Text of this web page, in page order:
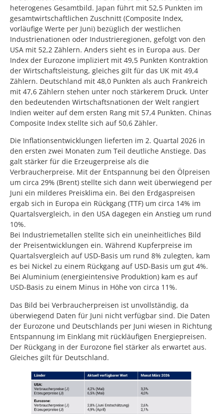
heterogenes Gesamtbild. Japan führt mit 52,5 Punkten im
gesamtwirtschaftlichen Zuschnitt (Composite Index,
vorläufige Werte per Juni) bezüglich der westlichen
Industrienationen oder Industrieregionen, gefolgt von den
USA mit 52,2 Zählern. Anders sieht es in Europa aus. Der
Index der Eurozone impliziert mit 49,5 Punkten Kontraktion
der Wirtschaftsleistung, gleiches gilt für das UK mit 49,4
Zählern. Deutschland mit 48,0 Punkten als auch Frankreich
mit 47,6 Zählern stehen unter noch stärkerem Druck. Unter
den bedeutenden Wirtschaftsnationen der Welt rangiert
Indien weiter auf dem ersten Rang mit 57,4 Punkten. Chinas
Composite Index stellte sich auf 50,6 Zähler.
Die Inflationsentwicklungen lieferten im 2. Quartal 2026 in
den ersten zwei Monaten zum Teil deutliche Anstiege. Das
galt stärker für die Erzeugerpreise als die
Verbraucherpreise. Mit der Entspannung bei den Ölpreisen
um circa 29% (Brent) stellte sich dann weit überwiegend per
Juni ein milderes Preisklima ein. Bei den Erdgaspreisen
ergab sich in Europa ein Rückgang (TTF) um circa 14% im
Quartalsvergleich, in den USA dagegen ein Anstieg um rund
10%.
Bei Industriemetallen stellte sich ein uneinheitliches Bild
der Preisentwicklungen ein. Während Kupferpreise im
Quartalsvergleich auf USD-Basis um rund 8% zulegten, kam
es bei Nickel zu einem Rückgang auf USD-Basis um gut 4%.
Bei Aluminium (energieintensive Produktion) kam es auf
USD-Basis zu einem Minus in Höhe von circa 11%.
Das Bild bei Verbraucherpreisen ist unvollständig, da
überwiegend Daten für Juni nicht verfügbar sind. Die Daten
der Eurozone und Deutschlands per Juni wiesen in Richtung
Entspannung im Einklang mit rückläufigen Energiepreisen.
Der Rückgang in der Eurozone fiel stärker als erwartet aus.
Gleiches gilt für Deutschland.